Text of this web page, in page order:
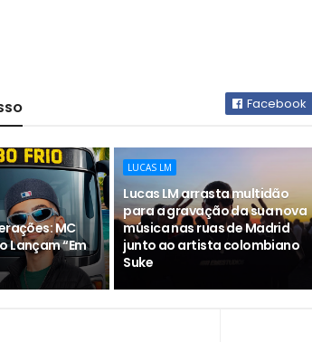
Facebook
MC
Lançam “Em
LUCAS LM
Lucas LM arrasta multidão
para a gravação da sua nova
música nas ruas de Madrid
junto ao artista colombiano
Suke